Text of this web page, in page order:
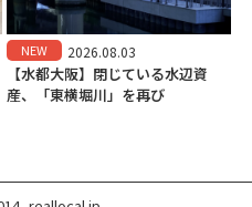
NEW 2026.08.03
【水都大阪】閉じている水辺資
産、「東横堀川」を再び